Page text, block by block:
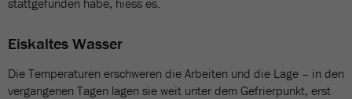
stattgefunden habe, hiess es.
Eiskaltes Wasser
Die Temperaturen erschweren die Arbeiten und die Lage – in den
vergangenen Tagen lagen sie weit unter dem Gefrierpunkt, erst